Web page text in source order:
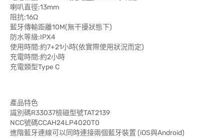
喇叭直徑:13mm
阻抗:16Ω
藍牙傳輸距離10M(無干擾狀態下)
防水等級:IPX4
使用時間:約7+21小時(依實際使用狀況而定)
充電時間:約2小時
充電類型Type C
產品特色
識別碼R33037檢磁型號TAT2139
NCC號碼CCAH24LP4020T0
進階藍牙連線可以同時連接兩個藍牙裝置 (iOS與Android)